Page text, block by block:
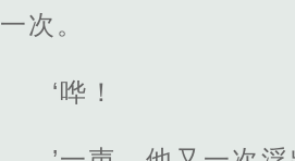
一次。
‘哗！